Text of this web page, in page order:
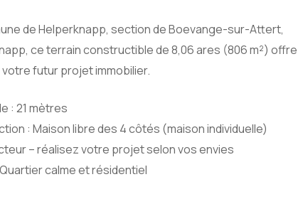
de Helperknapp, section de Boevange-sur-Attert,
ce terrain constructible de 8,06 ares (806 m²) offre
futur projet immobilier.
: 21 mètres
: Maison libre des 4 côtés (maison individuelle)
– réalisez votre projet selon vos envies
calme et résidentiel